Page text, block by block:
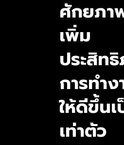
ศักยภา
เพิ่ม
ประสิท
การทำง
ให้ดีขึ้น
เท่าตัว